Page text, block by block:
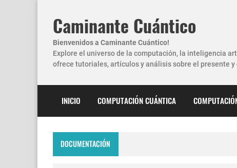
Caminante Cuántico
Bienvenidos a Caminante Cuántico!
Explore el universo de la computación, la inteligencia
ofrece tutoriales, artículos y análisis sobre el presente
INICIO COMPUTACIÓN CUÁNTICA
DOCUMENTACIÓN